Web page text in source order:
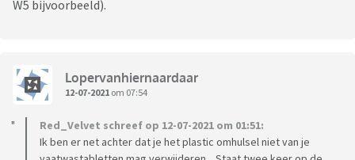
W5 bijvoorbeeld).
Lopervanhiernaardaar
12-07-2021 om 07:54
Red_Velvet schreef op 12-07-2021 om 01:51:
Ik ben er net achter dat je het plastic omhulsel niet van je